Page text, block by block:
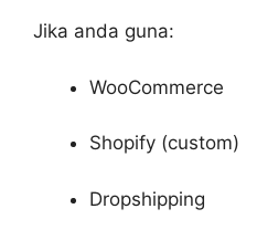
Jika anda guna:
WooCommerce
Shopify (custom)
Dropshipping